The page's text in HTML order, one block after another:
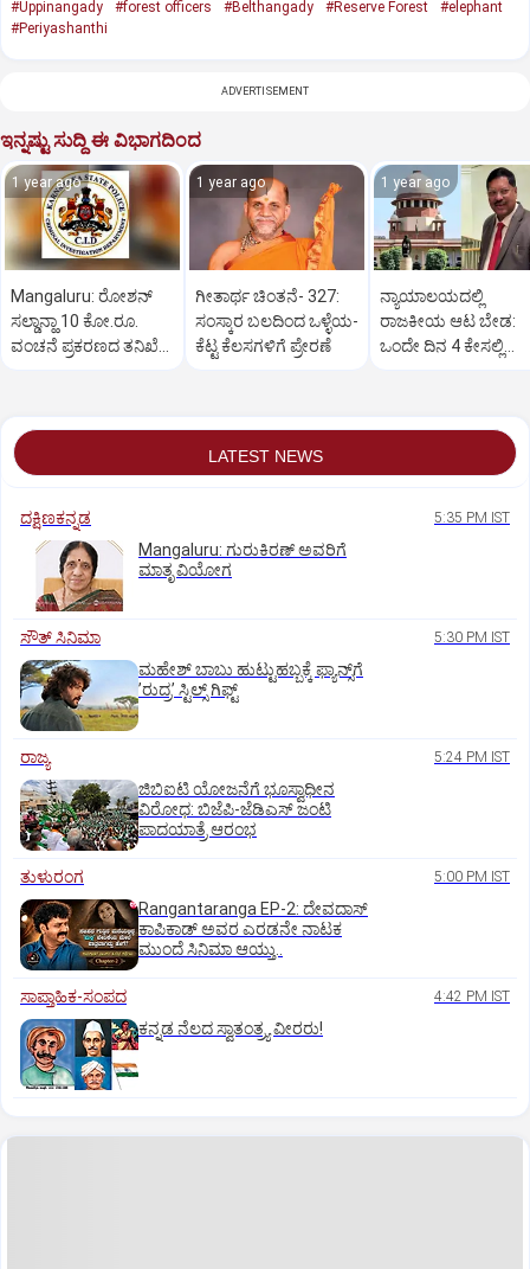
#Uppinangady #forest officers #Belthangady #Reserve Forest
#elephant
#Periyashanthi
ADVERTISEMENT
ಇನ್ನಷ್ಟು ಸುದ್ದಿ ಈ ವಿಭಾಗದಿಂದ
1 year ago
Mangaluru: ರೋಶನ್‌
ಸಲ್ಡಾನ್ಹಾ 10 ಕೋ.ರೂ.
ವಂಚನೆ ಪ್ರಕರಣದ ತನಿಖೆ
1 year ago
ಗೀತಾರ್ಥ ಚಿಂತನೆ- 327:
ಸಂಸ್ಕಾರ ಬಲದಿಂದ ಒಳ್ಳೆಯ-
ಕೆಟ್ಟ ಕೆಲಸಗಳಿಗೆ ಪ್ರೇರಣೆ
1 year ago
ನ್ಯಾಯಾಲಯದಲ್ಲಿ
ರಾಜಕೀಯ ಆಟ ಬೇಡ:
ಒಂದೇ ದಿನ 4 ಕೇಸಲ್ಲಿ
LATEST NEWS
ದಕ್ಷಿಣಕನ್ನಡ 5:35 PM IST
Mangaluru: ಗುರುಕಿರಣ್ ಅವರಿಗೆ
ಮಾತೃ ವಿಯೋಗ
ಸೌತ್‌ ಸಿನಿಮಾ 5:30 PM IST
ಮಹೇಶ್‌ ಬಾಬು ಹುಟ್ಟುಹಬ್ಬಕ್ಕೆ ಫ್ಯಾನ್ಸ್‌ಗೆ
ʼರುದ್ರʼ ಸ್ಟಿಲ್ಸ್‌ ಗಿಫ್ಟ್
ರಾಜ್ಯ 5:24 PM IST
ಜಿಬಿಐಟಿ ಯೋಜನೆಗೆ ಭೂಸ್ವಾಧೀನ
ವಿರೋಧ: ಬಿಜೆಪಿ-ಜೆಡಿಎಸ್‌ ಜಂಟಿ
ಪಾದಯಾತ್ರೆ ಆರಂಭ
ತುಳುರಂಗ 5:00 PM IST
Rangantaranga EP-2: ದೇವದಾಸ್
ಕಾಪಿಕಾಡ್‌ ಅವರ ಎರಡನೇ ನಾಟಕ
ಮುಂದೆ ಸಿನಿಮಾ ಆಯ್ತು..
ಸಾಪ್ತಾಹಿಕ-ಸಂಪದ 4:42 PM IST
ಕನ್ನಡ ನೆಲದ ಸ್ವಾತಂತ್ರ್ಯ ವೀರರು!